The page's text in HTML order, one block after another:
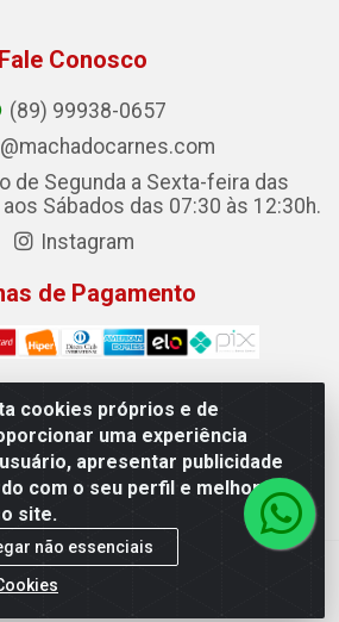
cookies próprios e de
uma experiência
apresentar publicidade
com o seu perfil e melhorar a
site.
não essenciais
Fale Conosco
(89) 99938-0657
de Segunda a Sexta-feira das
Sábados das 07:30 às 12:30h.
Instagram
de Pagamento
Distribuidora de Alimentos LTDA -
Aleixo, 148 - Centro - Oeiras/PI
000 - 31.391.008/0001-50